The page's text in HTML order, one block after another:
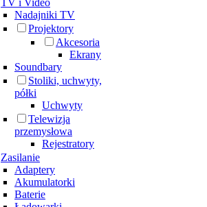
TV i Video
Nadajniki TV
Projektory
Akcesoria
Ekrany
Soundbary
Stoliki, uchwyty,
półki
Uchwyty
Telewizja
przemysłowa
Rejestratory
Zasilanie
Adaptery
Akumulatorki
Baterie